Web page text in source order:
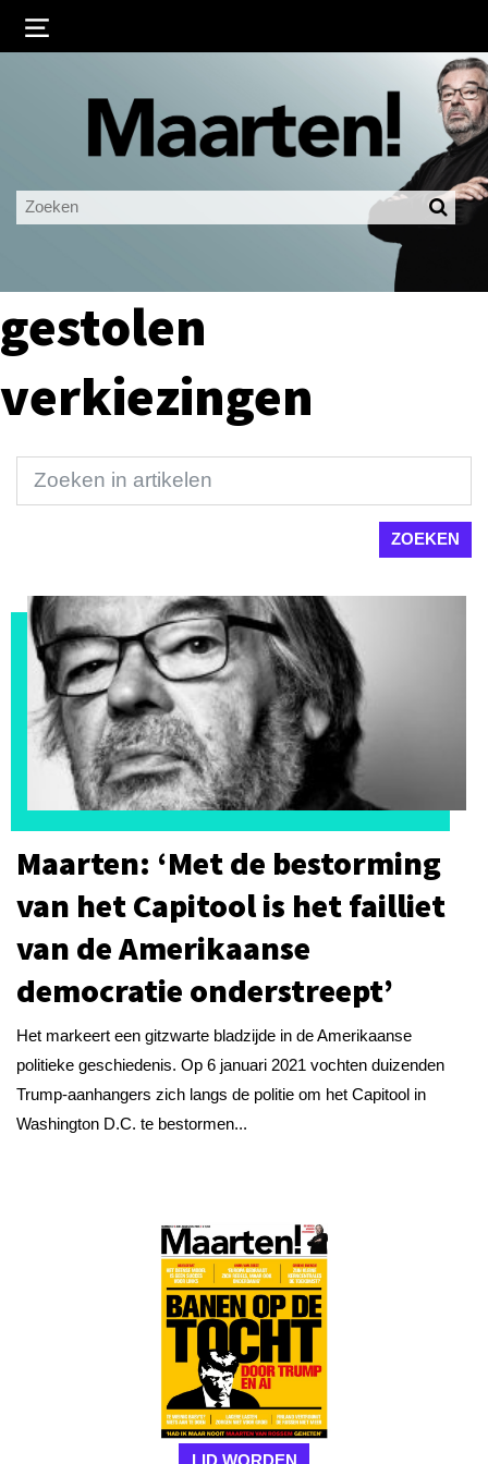
Ingelogd blijven
LOGIN
gestolen
verkiezingen
Maarten: ‘Met de bestorming
van het Capitool is het failliet
van de Amerikaanse
democratie onderstreept’
Het markeert een gitzwarte bladzijde in de Amerikaanse
politieke geschiedenis. Op 6 januari 2021 vochten duizenden
Trump-aanhangers zich langs de politie om het Capitool in
Washington D.C. te bestormen...
LID WORDEN